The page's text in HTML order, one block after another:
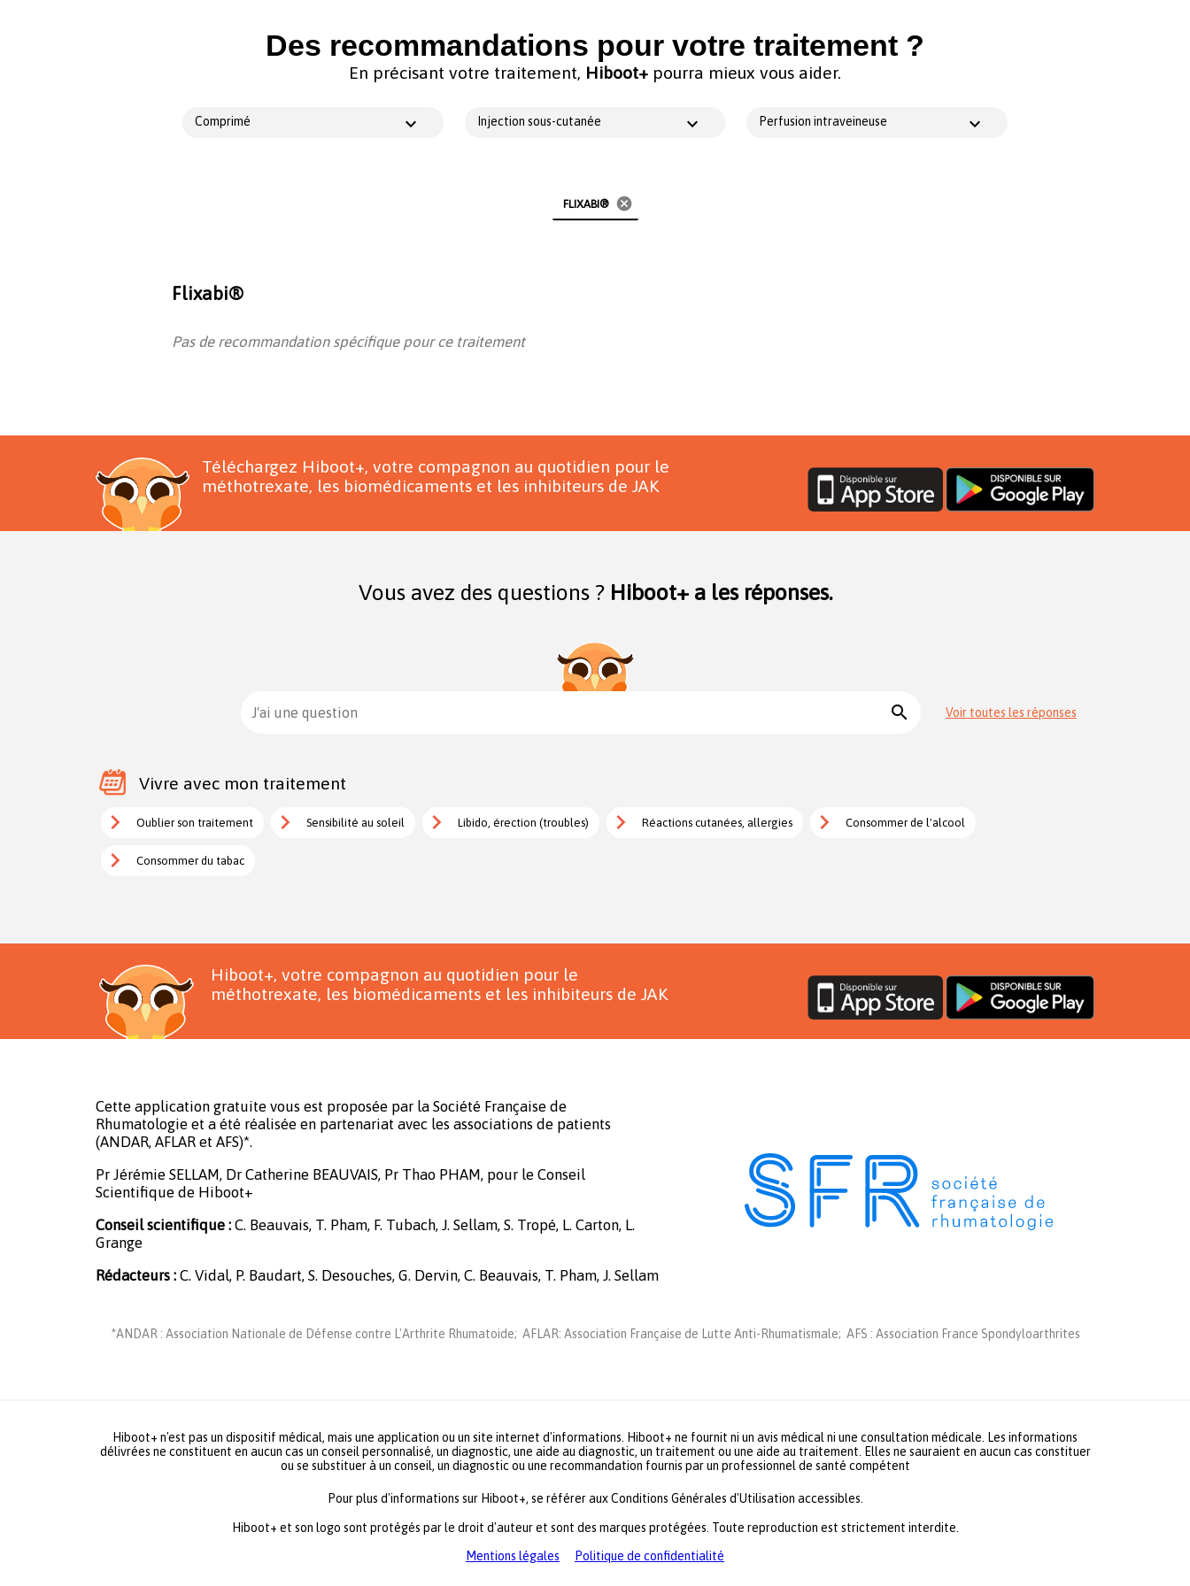
Des recommandations pour votre traitement ?
En précisant votre traitement, Hiboot+ pourra mieux vous aider.
Comprimé Injection sous-cutanée Perfusion intraveineuse
FLIXABI® cancel
Flixabi®
Pas de recommandation spécifique pour ce traitement
Téléchargez Hiboot+, votre compagnon au quotidien pour le
méthotrexate, les biomédicaments et les inhibiteurs de JAK
Vous avez des questions ? Hiboot+ a les réponses.
J'ai une question search Voir toutes les réponses
Vivre avec mon traitement
Oublier son traitement Sensibilité au soleil Libido, érection (troubles) Réactions cutanées, allergies Consommer de l'alcool
Consommer du tabac
Hiboot+, votre compagnon au quotidien pour le
méthotrexate, les biomédicaments et les inhibiteurs de JAK
Cette application gratuite vous est proposée par la Société Française de
Rhumatologie et a été réalisée en partenariat avec les associations de patients
(ANDAR, AFLAR et AFS)*.
Pr Jérémie SELLAM, Dr Catherine BEAUVAIS, Pr Thao PHAM, pour le Conseil
Scientifique de Hiboot+
Conseil scientifique : C. Beauvais, T. Pham, F. Tubach, J. Sellam, S. Tropé, L. Carton, L.
Grange
Rédacteurs : C. Vidal, P. Baudart, S. Desouches, G. Dervin, C. Beauvais, T. Pham, J. Sellam
*ANDAR : Association Nationale de Défense contre L'Arthrite Rhumatoide; AFLAR: Association Française de Lutte Anti-Rhumatismale; AFS : Association France Spondyloarthrites
Hiboot+ n'est pas un dispositif médical, mais une application ou un site internet d'informations. Hiboot+ ne fournit ni un avis médical ni une consultation médicale. Les informations
délivrées ne constituent en aucun cas un conseil personnalisé, un diagnostic, une aide au diagnostic, un traitement ou une aide au traitement. Elles ne sauraient en aucun cas constituer
ou se substituer à un conseil, un diagnostic ou une recommandation fournis par un professionnel de santé compétent
Pour plus d'informations sur Hiboot+, se référer aux Conditions Générales d'Utilisation accessibles.
Hiboot+ et son logo sont protégés par le droit d'auteur et sont des marques protégées. Toute reproduction est strictement interdite.
Mentions légales
Politique de confidentialité